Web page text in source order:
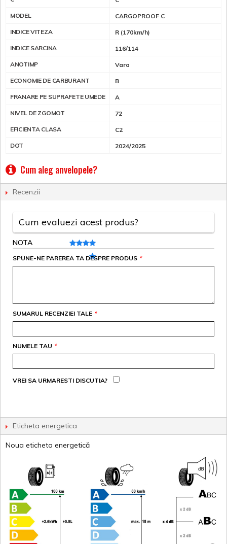
MODEL CARGOPROOF C
INDICE VITEZA R (170km/h)
INDICE SARCINA 116/114
ANOTIMP Vara
ECONOMIE DE CARBURANT B
FRANARE PE SUPRAFETE UMEDE A
NIVEL DE ZGOMOT 72
EFICIENTA CLASA C2
DOT 2024/2025
Cum aleg anvelopele?
Recenzii
Cum evaluezi acest produs?
NOTA
*
SPUNE-NE PAREREA TA DESPRE PRODUS
*
SUMARUL RECENZIEI TALE
*
NUMELE TAU
VREI SA URMARESTI DISCUTIA?
Eticheta energetica
Noua eticheta energetică